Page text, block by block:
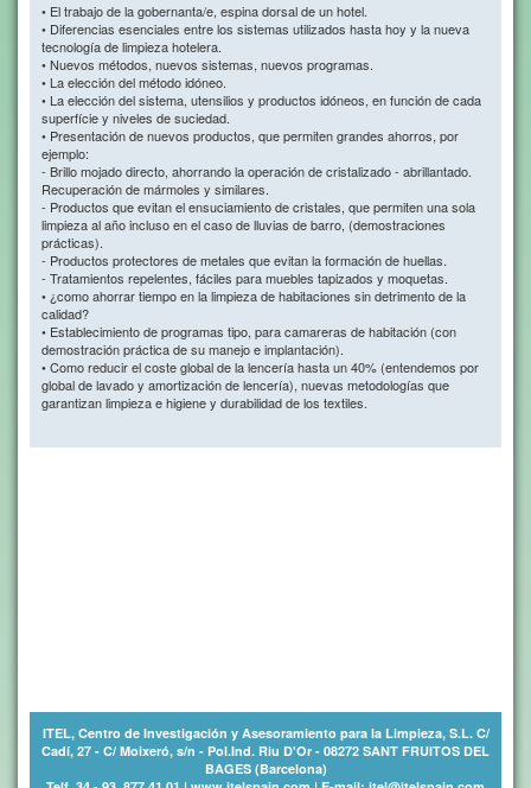
• El trabajo de la gobernanta/e, espina dorsal de un hotel.
• Diferencias esenciales entre los sistemas utilizados hasta hoy y la nueva
tecnología de limpieza hotelera.
• Nuevos métodos, nuevos sistemas, nuevos programas.
• La elección del método idóneo.
• La elección del sistema, utensilios y productos idóneos, en función de cada
superfície y niveles de suciedad.
• Presentación de nuevos productos, que permiten grandes ahorros, por
ejemplo:
- Brillo mojado directo, ahorrando la operación de cristalizado - abrillantado.
Recuperación de mármoles y similares.
- Productos que evitan el ensuciamiento de cristales, que permiten una sola
limpieza al año incluso en el caso de lluvias de barro, (demostraciones
prácticas).
- Productos protectores de metales que evitan la formación de huellas.
- Tratamientos repelentes, fáciles para muebles tapizados y moquetas.
• ¿como ahorrar tiempo en la limpieza de habitaciones sin detrimento de la
calidad?
• Establecimiento de programas tipo, para camareras de habitación (con
demostración práctica de su manejo e implantación).
• Como reducir el coste global de la lencería hasta un 40% (entendemos por
global de lavado y amortización de lencería), nuevas metodologías que
garantizan limpieza e higiene y durabilidad de los textiles.
ITEL, Centro de Investigación y Asesoramiento para la Limpieza, S.L. C/
Cadí, 27 - C/ Moixeró, s/n - Pol.Ind. Riu D'Or - 08272 SANT FRUITOS DEL
BAGES (Barcelona)